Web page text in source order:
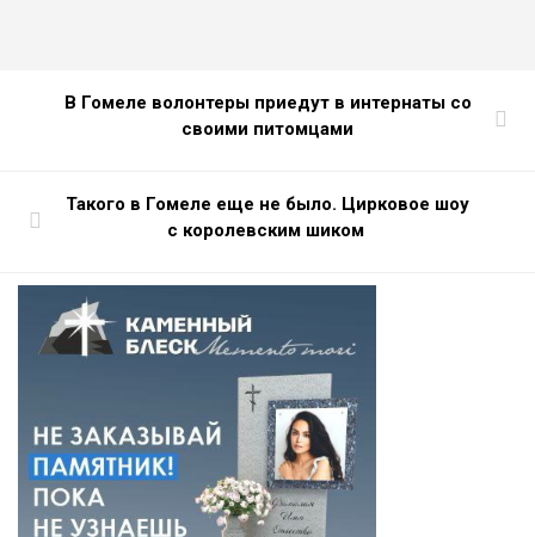
В Гомеле волонтеры приедут в интернаты со
своими питомцами
Такого в Гомеле еще не было. Цирковое шоу
с королевским шиком